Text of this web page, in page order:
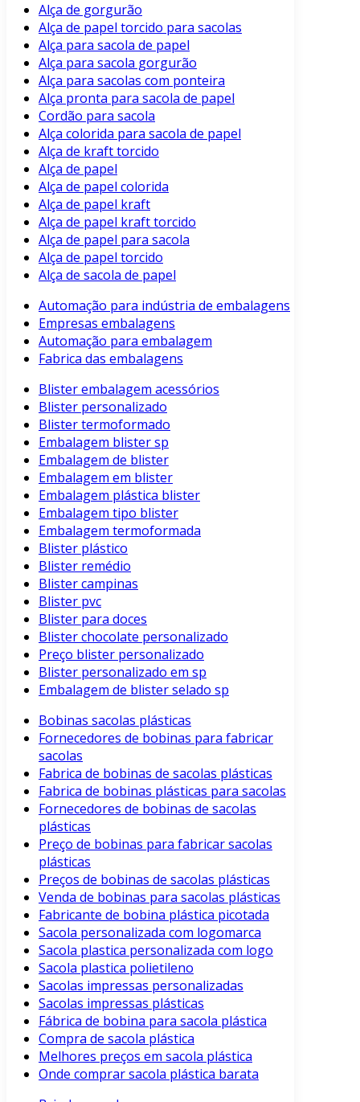
Alça de gorgurão
Alça de papel torcido para sacolas
Alça para sacola de papel
Alça para sacola gorgurão
Alça para sacolas com ponteira
Alça pronta para sacola de papel
Cordão para sacola
Alça colorida para sacola de papel
Alça de kraft torcido
Alça de papel
Alça de papel colorida
Alça de papel kraft
Alça de papel kraft torcido
Alça de papel para sacola
Alça de papel torcido
Alça de sacola de papel
Automação para indústria de embalagens
Empresas embalagens
Automação para embalagem
Fabrica das embalagens
Blister embalagem acessórios
Blister personalizado
Blister termoformado
Embalagem blister sp
Embalagem de blister
Embalagem em blister
Embalagem plástica blister
Embalagem tipo blister
Embalagem termoformada
Blister plástico
Blister remédio
Blister campinas
Blister pvc
Blister para doces
Blister chocolate personalizado
Preço blister personalizado
Blister personalizado em sp
Embalagem de blister selado sp
Bobinas sacolas plásticas
Fornecedores de bobinas para fabricar
sacolas
Fabrica de bobinas de sacolas plásticas
Fabrica de bobinas plásticas para sacolas
Fornecedores de bobinas de sacolas
plásticas
Preço de bobinas para fabricar sacolas
plásticas
Preços de bobinas de sacolas plásticas
Venda de bobinas para sacolas plásticas
Fabricante de bobina plástica picotada
Sacola personalizada com logomarca
Sacola plastica personalizada com logo
Sacola plastica polietileno
Sacolas impressas personalizadas
Sacolas impressas plásticas
Fábrica de bobina para sacola plástica
Compra de sacola plástica
Melhores preços em sacola plástica
Onde comprar sacola plástica barata